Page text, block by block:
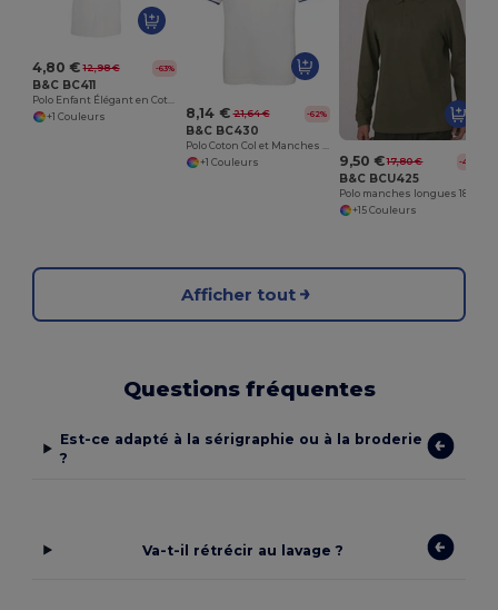
4,80 € 12,98 € -63%
B&C BC411
Polo Enfant Élégant en Coton B&C
+1 Couleurs
8,14 € 21,64 € -62%
B&C BC430
Polo Coton Col et Manches Contrastés
+1 Couleurs
9,50 € 17,80 € -47%
B&C BCU425
Polo manches longues 180
+15 Couleurs
Afficher tout
Questions fréquentes
Est-ce adapté à la sérigraphie ou à la broderie
?
Va-t-il rétrécir au lavage ?